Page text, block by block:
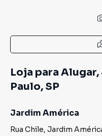
Loja para
Paulo, SP
Jardim América
Rua Chile, Jardim